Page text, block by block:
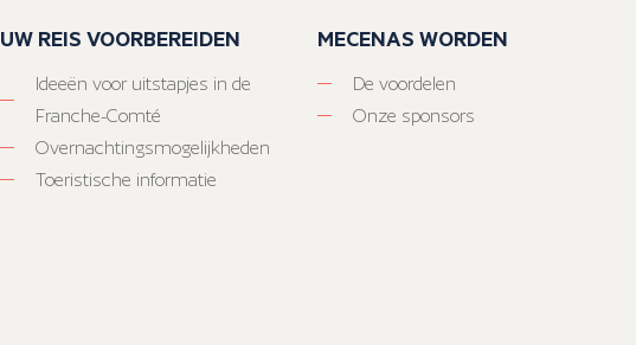
UW REIS VOORBEREIDEN
Ideeën voor uitstapjes in de
Franche-Comté
Overnachtingsmogelijkheden
Toeristische informatie
MECENAS WORDEN
De voordelen
Onze sponsors